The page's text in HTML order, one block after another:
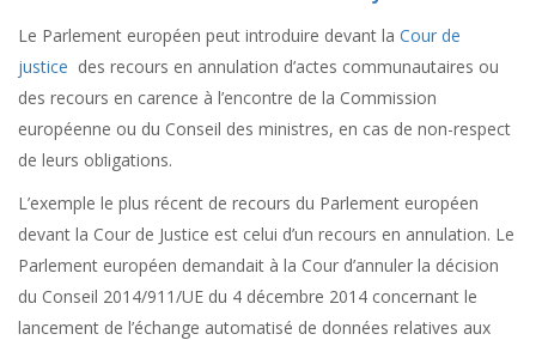
Le Parlement européen peut introduire devant la Cour de
justice des recours en annulation d’actes communautaires ou
des recours en carence à l’encontre de la Commission
européenne ou du Conseil des ministres, en cas de non-respect
de leurs obligations.
L’exemple le plus récent de recours du Parlement européen
devant la Cour de Justice est celui d’un recours en annulation. Le
Parlement européen demandait à la Cour d’annuler la décision
du Conseil 2014/911/UE du 4 décembre 2014 concernant le
lancement de l’échange automatisé de données relatives aux